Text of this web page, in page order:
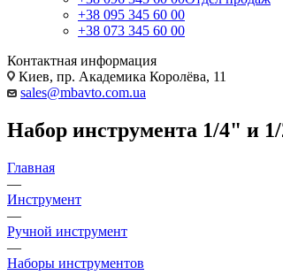
+38 095 345 60 00
+38 073 345 60 00
Контактная информация
Киев, пр. Академика Королёва, 11
sales@mbavto.com.ua
Набор инструмента 1/4" и
Главная
—
Инструмент
—
Ручной инструмент
—
Наборы инструментов